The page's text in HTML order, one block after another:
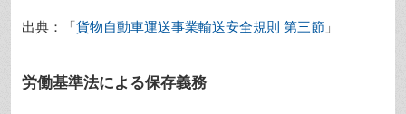
出典：「貨物自動車運送事業輸送安全規則 第三節 」
労働基準法による保存義務